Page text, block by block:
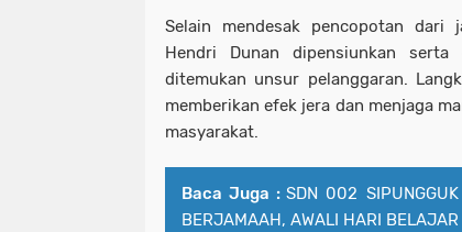
Selain mendesak pencopotan dari
Hendri Dunan dipensiunkan
ditemukan unsur pelanggaran.
memberikan efek jera dan menjaga
masyarakat.
Baca Juga : SDN 002
BERJAMAAH, AWALI HARI BELAJAR